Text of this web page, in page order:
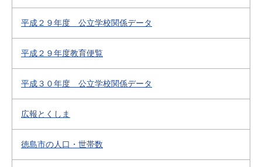
平成２９年度 公立学校関係データ
平成２９年度教育便覧
平成３０年度 公立学校関係データ
広報とくしま
徳島市の人口・世帯数